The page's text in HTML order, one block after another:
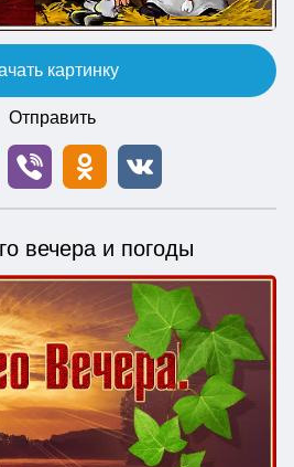
картинку
Отправить
вечера и погоды